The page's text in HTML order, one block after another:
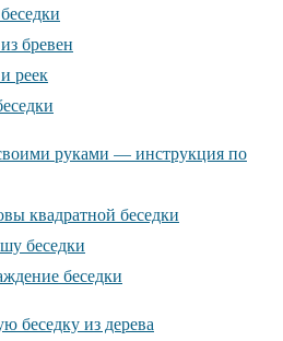
бревен
реек
руками — инструкция по
квадратной беседки
беседки
беседки
беседку из дерева